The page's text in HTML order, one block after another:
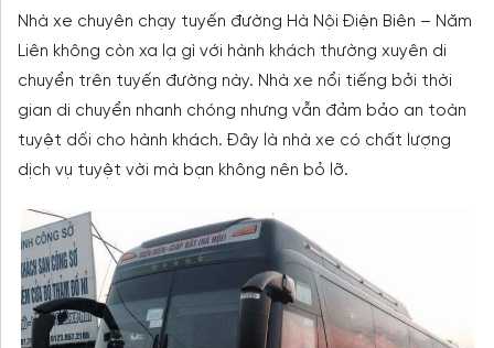
Nhà xe chuyên chạy tuyến đường Hà Nội Điện Biên – Năm
Liên không còn xa lạ gì với hành khách thường xuyên di
chuyển trên tuyến đường này. Nhà xe nổi tiếng bởi thời
gian di chuyển nhanh chóng nhưng vẫn đảm bảo an toàn
tuyệt dối cho hành khách. Đây là nhà xe có chất lượng
dịch vụ tuyệt vời mà bạn không nên bỏ lỡ.